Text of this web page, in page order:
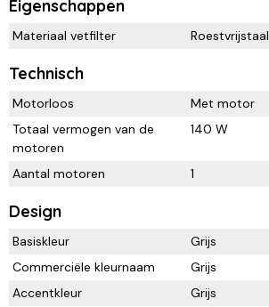
Eigenschappen
Materiaal vetfilter Roestvrijstaal
Technisch
Motorloos
Met motor
Totaal vermogen van de
motoren
140 W
Aantal motoren 1
Design
Basiskleur
Grijs
Commerciële kleurnaam
Grijs
Accentkleur
Grijs